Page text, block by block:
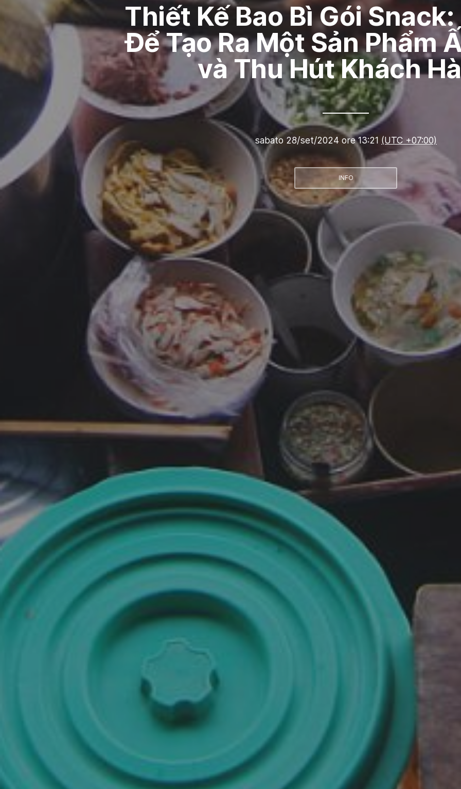
Thiết Kế Bao Bì Gói Snack:
Để Tạo Ra Một Sản Phẩm
và Thu Hút Khách
sabato 28/set/2024 ore 13:21 (UTC +07:00)
INFO